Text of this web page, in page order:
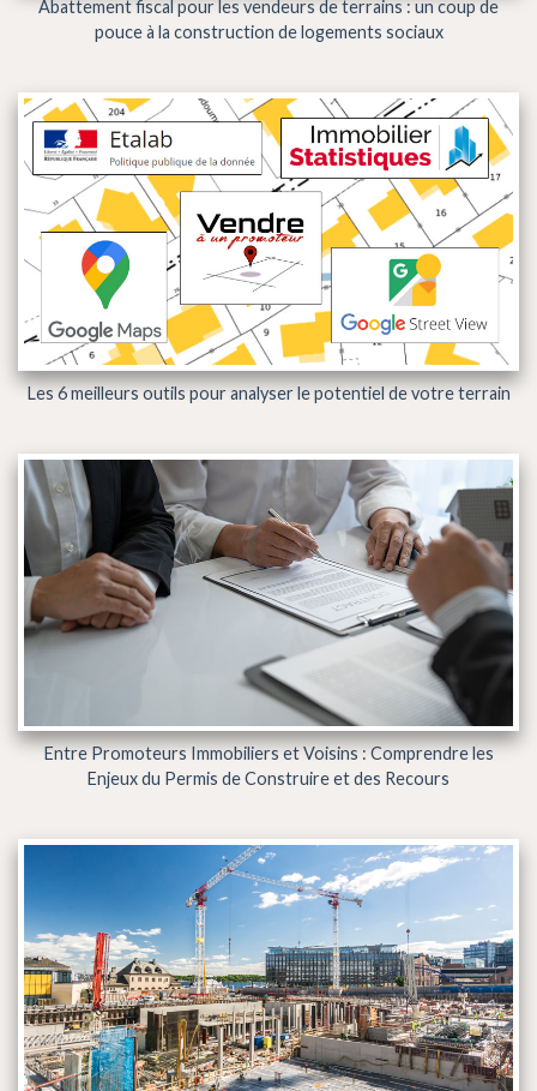
Abattement fiscal pour les vendeurs de terrains : un coup de
pouce à la construction de logements sociaux
Les 6 meilleurs outils pour analyser le potentiel de votre terrain
Entre Promoteurs Immobiliers et Voisins : Comprendre les
Enjeux du Permis de Construire et des Recours